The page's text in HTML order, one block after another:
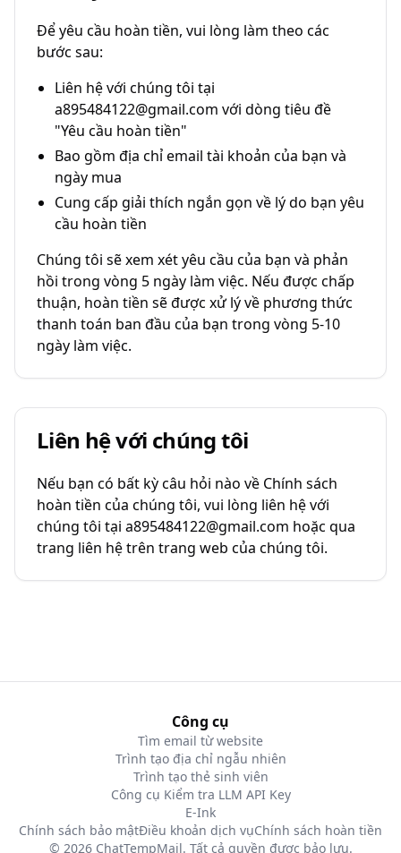
Để yêu cầu hoàn tiền, vui lòng làm theo các
bước sau:
Liên hệ với chúng tôi tại
a895484122@gmail.com với dòng tiêu đề
"Yêu cầu hoàn tiền"
Bao gồm địa chỉ email tài khoản của bạn và
ngày mua
Cung cấp giải thích ngắn gọn về lý do bạn yêu
cầu hoàn tiền
Chúng tôi sẽ xem xét yêu cầu của bạn và phản
hồi trong vòng 5 ngày làm việc. Nếu được chấp
thuận, hoàn tiền sẽ được xử lý về phương thức
thanh toán ban đầu của bạn trong vòng 5-10
ngày làm việc.
Liên hệ với chúng tôi
Nếu bạn có bất kỳ câu hỏi nào về Chính sách
hoàn tiền của chúng tôi, vui lòng liên hệ với
chúng tôi tại a895484122@gmail.com hoặc qua
trang liên hệ trên trang web của chúng tôi.
Công cụ
Tìm email từ website
Trình tạo địa chỉ ngẫu nhiên
Trình tạo thẻ sinh viên
Công cụ Kiểm tra LLM API Key
E-Ink
Chính sách bảo mậtĐiều khoản dịch vụChính sách hoàn tiền
© 2026 ChatTempMail. Tất cả quyền được bảo lưu.